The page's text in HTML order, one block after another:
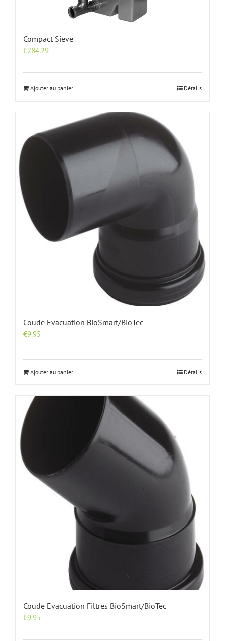
Compact Sieve
€284.29
Ajouter au panier Détails
Coude Evacuation BioSmart/BioTec
€9.95
Ajouter au panier Détails
Coude Evacuation Filtres BioSmart/BioTec
€9.95